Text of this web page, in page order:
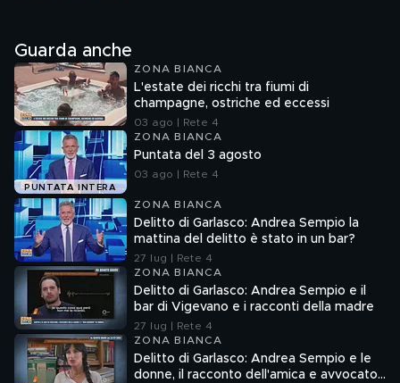
Guarda anche
ZONA BIANCA
L'estate dei ricchi tra fiumi di
champagne, ostriche ed eccessi
03 ago | Rete 4
PUNTATA INTERA
ZONA BIANCA
Puntata del 3 agosto
03 ago | Rete 4
ZONA BIANCA
Delitto di Garlasco: Andrea Sempio la
mattina del delitto è stato in un bar?
27 lug | Rete 4
ZONA BIANCA
Delitto di Garlasco: Andrea Sempio e il
bar di Vigevano e i racconti della madre
27 lug | Rete 4
ZONA BIANCA
Delitto di Garlasco: Andrea Sempio e le
donne, il racconto dell'amica e avvocato